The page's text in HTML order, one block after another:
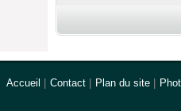
Accueil Contact Plan du site